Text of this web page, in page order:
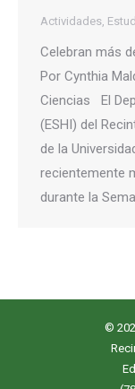
Actividades
Celebran más
Por Cynthia
Ciencias El
(ESHI) del
de la
recientemente
durante la
©